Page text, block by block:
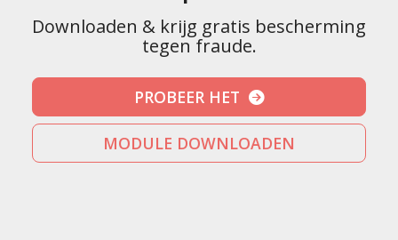
Downloaden & krijg gratis bescherming
tegen fraude.
PROBEER HET
MODULE DOWNLOADEN